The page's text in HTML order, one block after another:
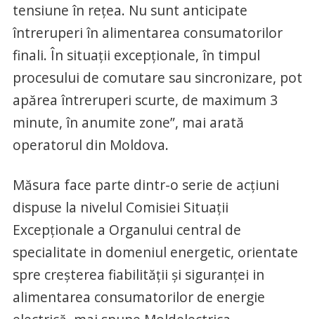
tensiune în rețea. Nu sunt anticipate
întreruperi în alimentarea consumatorilor
finali. În situații excepționale, în timpul
procesului de comutare sau sincronizare, pot
apărea întreruperi scurte, de maximum 3
minute, în anumite zone”, mai arată
operatorul din Moldova.
Măsura face parte dintr-o serie de acțiuni
dispuse la nivelul Comisiei Situații
Excepționale a Organului central de
specialitate in domeniul energetic, orientate
spre creșterea fiabilității și siguranței in
alimentarea consumatorilor de energie